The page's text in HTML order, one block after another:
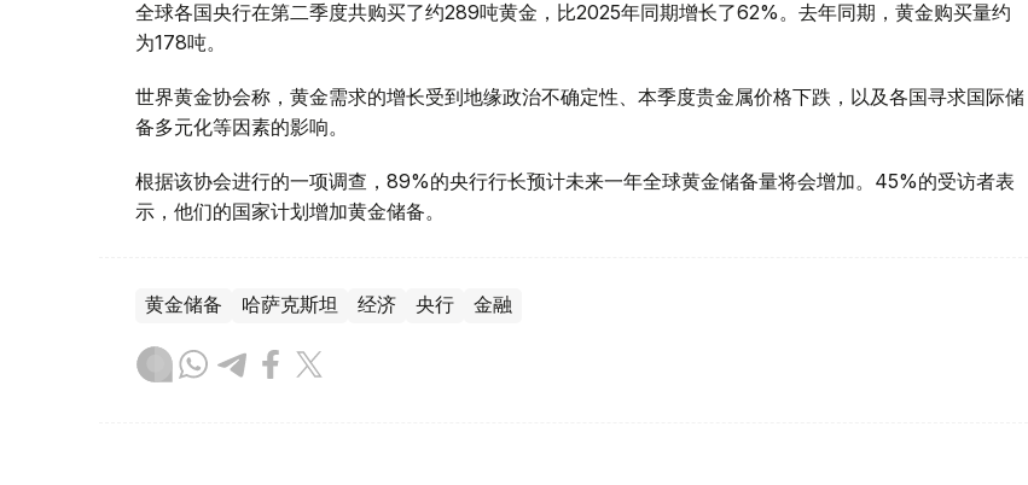
全球各国央行在第二季度共购买了约289吨黄金，比2025年同期增长了62%。去年同期，黄金购买量约
为178吨。
世界黄金协会称，黄金需求的增长受到地缘政治不确定性、本季度贵金属价格下跌，以及各国寻求国际储
备多元化等因素的影响。
根据该协会进行的一项调查，89%的央行行长预计未来一年全球黄金储备量将会增加。45%的受访者表
示，他们的国家计划增加黄金储备。
黄金储备 哈萨克斯坦 经济 央行 金融